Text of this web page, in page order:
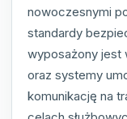
nowoczesnymi
standardy
wyposażony jest
oraz systemy
komunikację na